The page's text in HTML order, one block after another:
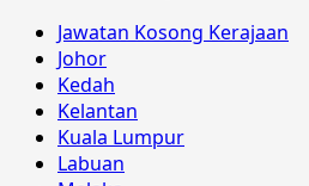
Jawatan
Institut
Penyelidikan
dan
Kemajuan
Jawatan Kosong Kerajaan
Johor
Kedah
Kelantan
Kuala Lumpur
Labuan